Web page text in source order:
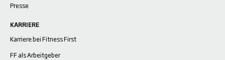
Presse
KARRIERE
Karriere bei Fitness First
FF als Arbeitgeber